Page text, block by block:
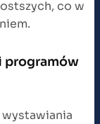
co w
programów